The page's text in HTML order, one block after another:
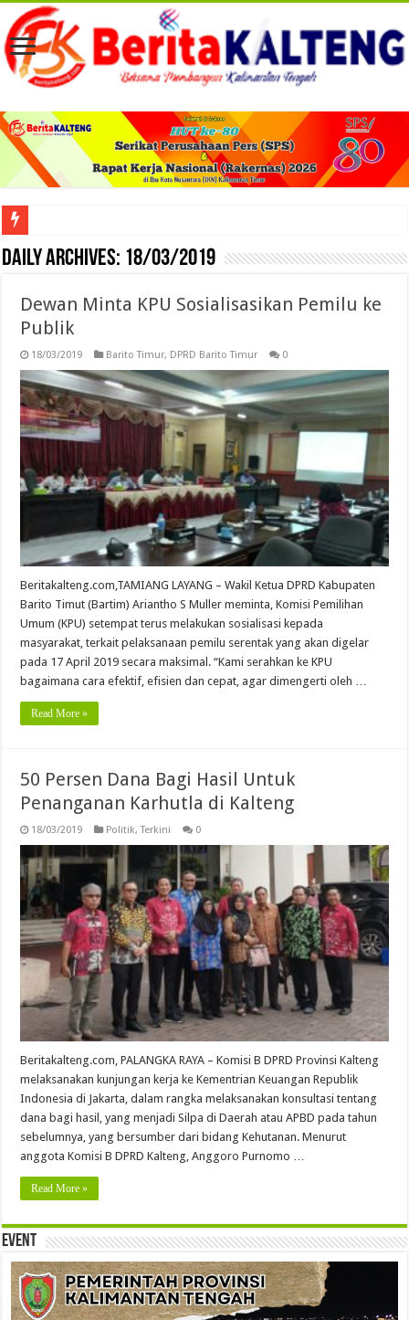
Viral! Selama Dua Bulan Lebih Siltap Serta Tunjangan Pemdes dan BPD di
Daily Archives: 18/03/2019
Dewan Minta KPU Sosialisasikan Pemilu ke
Publik
18/03/2019 Barito Timur, DPRD Barito Timur 0
Beritakalteng.com,TAMIANG LAYANG – Wakil Ketua DPRD Kabupaten
Barito Timut (Bartim) Ariantho S Muller meminta, Komisi Pemilihan
Umum (KPU) setempat terus melakukan sosialisasi kepada
masyarakat, terkait pelaksanaan pemilu serentak yang akan digelar
pada 17 April 2019 secara maksimal. “Kami serahkan ke KPU
bagaimana cara efektif, efisien dan cepat, agar dimengerti oleh …
Read More »
50 Persen Dana Bagi Hasil Untuk
Penanganan Karhutla di Kalteng
18/03/2019 Politik,Terkini 0
Beritakalteng.com, PALANGKA RAYA – Komisi B DPRD Provinsi Kalteng
melaksanakan kunjungan kerja ke Kementrian Keuangan Republik
Indonesia di Jakarta, dalam rangka melaksanakan konsultasi tentang
dana bagi hasil, yang menjadi Silpa di Daerah atau APBD pada tahun
sebelumnya, yang bersumber dari bidang Kehutanan. Menurut
anggota Komisi B DPRD Kalteng, Anggoro Purnomo …
Read More »
Event